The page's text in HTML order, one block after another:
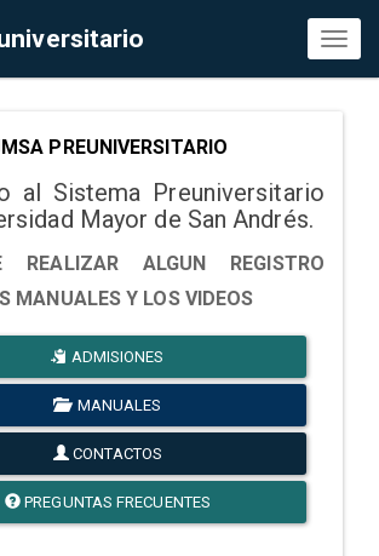
PREUNIVERSITARIO
al Sistema Preuniversitario
Mayor de San Andrés.
REALIZAR ALGUN REGISTRO
MANUALES Y LOS VIDEOS
ADMISIONES
MANUALES
CONTACTOS
PREGUNTAS FRECUENTES